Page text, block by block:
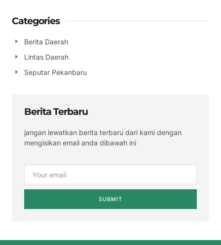
Categories
Berita Daerah
Lintas Daerah
Seputar Pekanbaru
Berita Terbaru
jangan lewatkan berita terbaru dari kami dengan
mengisikan email anda dibawah ini
SUBMIT